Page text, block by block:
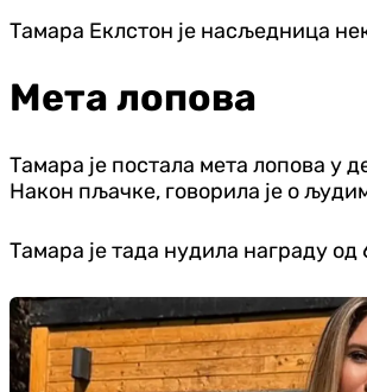
Тамара Еклстон је насљедница
Мета лопова
Тамара је постала мета лопова у
Након пљачке, говорила је о
Тамара је тада нудила награду